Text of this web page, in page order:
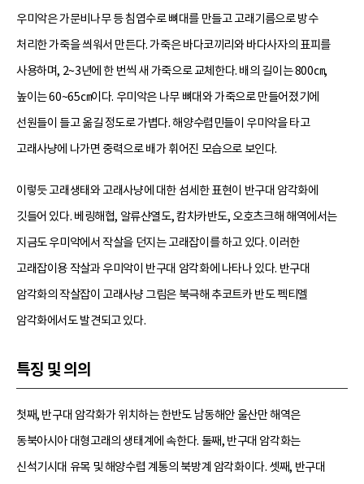
우미악은 가문비나무 등 침엽수로 뼈대를 만들고 고래기름으로 방수
처리한 가죽을 씌워서 만든다. 가죽은 바다코끼리와 바다사자의 표피를
사용하며, 2~3년에 한 번씩 새 가죽으로 교체한다. 배의 길이는 800㎝,
높이는 60~65㎝이다. 우미악은 나무 뼈대와 가죽으로 만들어졌기에
선원들이 들고 옮길 정도로 가볍다. 해양수렵민들이 우미악을 타고
고래사냥에 나가면 중력으로 배가 휘어진 모습으로 보인다.
이렇듯 고래생태와 고래사냥에 대한 섬세한 표현이 반구대 암각화에
깃들어 있다. 베링해협, 알류샨열도, 캄차카반도, 오호츠크해 해역에서는
지금도 우미악에서 작살을 던지는 고래잡이를 하고 있다. 이러한
고래잡이용 작살과 우미악이 반구대 암각화에 나타나 있다. 반구대
암각화의 작살잡이 고래사냥 그림은 북극해 추코트카 반도 펙티멜
암각화에서도 발견되고 있다.
특징 및 의의
첫째, 반구대 암각화가 위치하는 한반도 남동해안 울산만 해역은
동북아시아 대형고래의 생태계에 속한다. 둘째, 반구대 암각화는
신석기시대 유목 및 해양수렵 계통의 북방계 암각화이다. 셋째, 반구대